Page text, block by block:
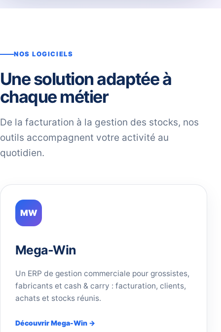
NOS LOGICIELS
Une solution adaptée à
chaque métier
De la facturation à la gestion des stocks, nos
outils accompagnent votre activité au
quotidien.
MW
Mega-Win
Un ERP de gestion commerciale pour grossistes,
fabricants et cash & carry : facturation, clients,
achats et stocks réunis.
Découvrir Mega-Win →